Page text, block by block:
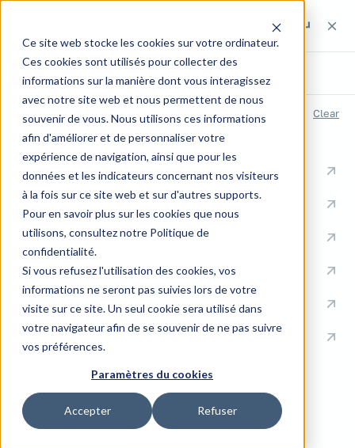
Ce site web stocke les cookies sur votre ordinateur.
Ces cookies sont utilisés pour collecter des
informations sur la manière dont vous interagissez
avec notre site web et nous permettent de nous
souvenir de vous. Nous utilisons ces informations
afin d'améliorer et de personnaliser votre
expérience de navigation, ainsi que pour les
données et les indicateurs concernant nos visiteurs
à la fois sur ce site web et sur d'autres supports.
Pour en savoir plus sur les cookies que nous
utilisons, consultez notre Politique de
confidentialité.
Si vous refusez l'utilisation des cookies, vos
informations ne seront pas suivies lors de votre
visite sur ce site. Un seul cookie sera utilisé dans
votre navigateur afin de se souvenir de ne pas suivre
vos préférences.
Paramètres du cookies
Accepter Refuser
Search
RECENT SEARCHES Clear
QUICK LINKS
Knowledge Management Consulting
Training
Communication
Documentation
Engineering
Industry